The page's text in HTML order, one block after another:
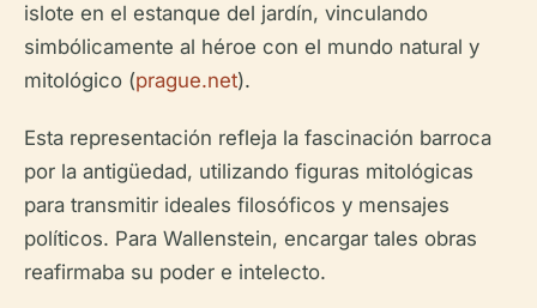
islote en el estanque del jardín, vinculando
simbólicamente al héroe con el mundo natural y
mitológico (prague.net).
Esta representación refleja la fascinación barroca
por la antigüedad, utilizando figuras mitológicas
para transmitir ideales filosóficos y mensajes
políticos. Para Wallenstein, encargar tales obras
reafirmaba su poder e intelecto.